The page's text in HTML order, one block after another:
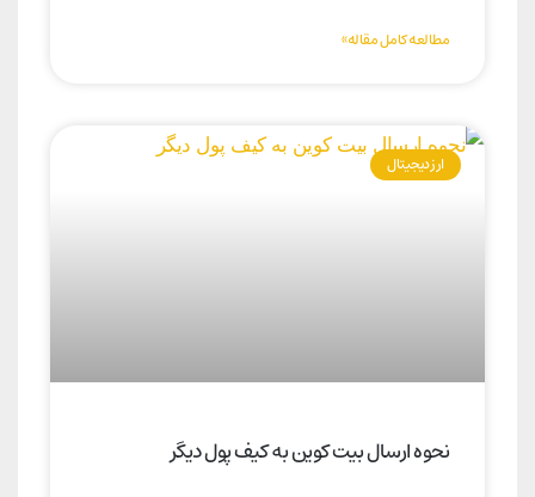
مطالعه کامل مقاله»
ارز دیجیتال
نحوه ارسال بیت کوین به کیف پول دیگر